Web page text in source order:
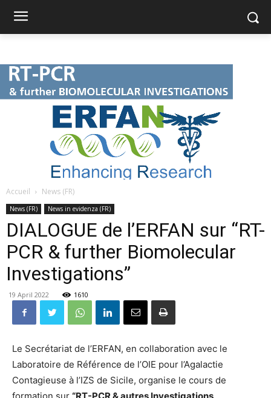
Accueil News (FR)
News (FR) News in evidenza (FR)
DIALOGUE de l’ERFAN sur “RT-
PCR & further Biomolecular
Investigations”
19 April 2022 1610
Le Secrétariat de l’ERFAN, en collaboration avec le
Laboratoire de Référence de l’OIE pour l’Agalactie
Contagieuse à l’IZS de Sicile, organise le cours de